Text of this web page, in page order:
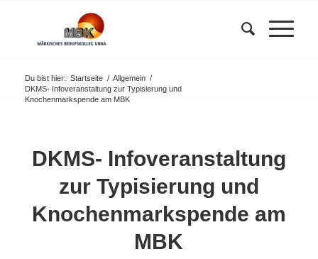
Du bist hier: Startseite / Allgemein /
DKMS- Infoveranstaltung zur Typisierung und
Knochenmarkspende am MBK
DKMS- Infoveranstaltung
zur Typisierung und
Knochenmarkspende am
MBK